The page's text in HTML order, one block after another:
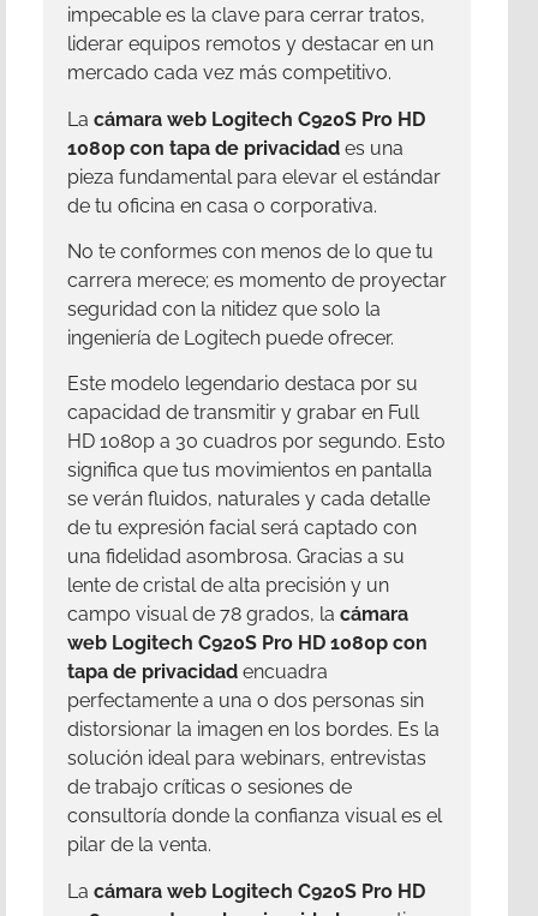
impecable es la clave para cerrar tratos,
liderar equipos remotos y destacar en un
mercado cada vez más competitivo.
La cámara web Logitech C920S Pro HD
1080p con tapa de privacidad es una
pieza fundamental para elevar el estándar
de tu oficina en casa o corporativa.
No te conformes con menos de lo que tu
carrera merece; es momento de proyectar
seguridad con la nitidez que solo la
ingeniería de Logitech puede ofrecer.
Este modelo legendario destaca por su
capacidad de transmitir y grabar en Full
HD 1080p a 30 cuadros por segundo. Esto
significa que tus movimientos en pantalla
se verán fluidos, naturales y cada detalle
de tu expresión facial será captado con
una fidelidad asombrosa. Gracias a su
lente de cristal de alta precisión y un
campo visual de 78 grados, la cámara
web Logitech C920S Pro HD 1080p con
tapa de privacidad encuadra
perfectamente a una o dos personas sin
distorsionar la imagen en los bordes. Es la
solución ideal para webinars, entrevistas
de trabajo críticas o sesiones de
consultoría donde la confianza visual es el
pilar de la venta.
La cámara web Logitech C920S Pro HD